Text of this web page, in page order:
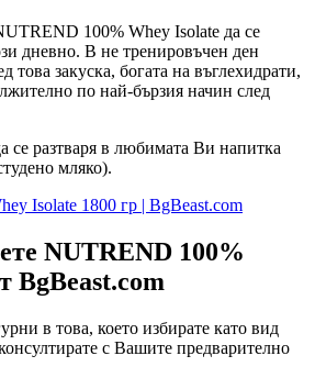
100% Whey Isolate да се
дневно. В не тренировъчен ден
това закуска, богата на въглехидрати,
по най-бързия начин след
се разтваря в любимата Ви напитка
мляко).
NUTREND 100%
BgBeast.com
в това, което избирате като вид
с Вашите предварително